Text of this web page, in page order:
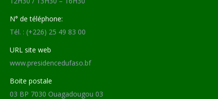
N° de téléphone:
Tél. : (+226) 25 49 83 00
URL site web
www.presidencedufaso.bf
Boite postale
03 BP 7030 Ouagadougou 03